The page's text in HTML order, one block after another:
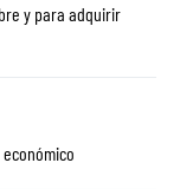
y para adquirir